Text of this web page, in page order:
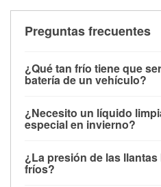
Preguntas frecuentes
¿Qué tan frío tiene que
batería de un vehículo?
debajo de los 32 °F y
su potencia de arranque
arranque.
¿Necesito un líquido
especial en invierno?
la congelación y ayuda a
derretida en la carretera
¿La presión de las
fríos?